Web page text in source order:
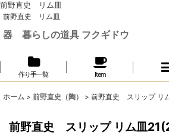
前野直史 リム皿
前野直史 リム皿
器 暮らしの道具 フクギドウ
作り手一覧 Item
ホーム > 前野直史（陶） > 前野直史 スリップ リ
前野直史 スリップ リム皿